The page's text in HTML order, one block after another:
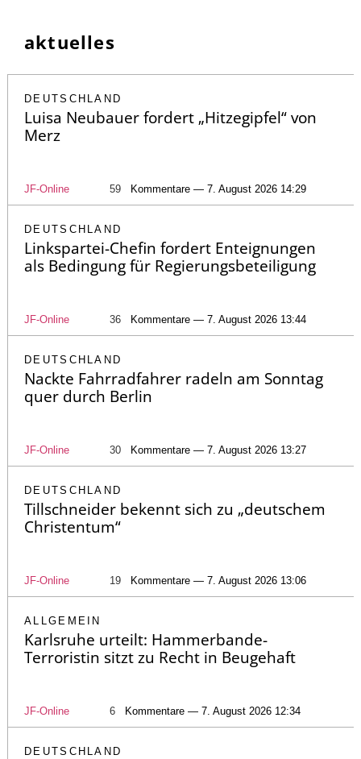
aktuelles
DEUTSCHLAND
Luisa Neubauer fordert „Hitzegipfel“ von
Merz
JF-Online 59 Kommentare — 7. August 2026 14:29
DEUTSCHLAND
Linkspartei-Chefin fordert Enteignungen
als Bedingung für Regierungsbeteiligung
JF-Online 36 Kommentare — 7. August 2026 13:44
DEUTSCHLAND
Nackte Fahrradfahrer radeln am Sonntag
quer durch Berlin
JF-Online 30 Kommentare — 7. August 2026 13:27
DEUTSCHLAND
Tillschneider bekennt sich zu „deutschem
Christentum“
JF-Online 19 Kommentare — 7. August 2026 13:06
ALLGEMEIN
Karlsruhe urteilt: Hammerbande-
Terroristin sitzt zu Recht in Beugehaft
JF-Online 6 Kommentare — 7. August 2026 12:34
DEUTSCHLAND